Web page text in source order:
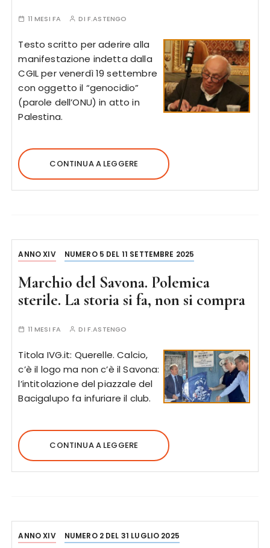
11 MESI FA DI F.ASTENGO
Testo scritto per aderire alla
manifestazione indetta dalla
CGIL per venerdì 19 settembre
con oggetto il “genocidio”
(parole dell’ONU) in atto in
Palestina.
CONTINUA A LEGGERE
ANNO XIV NUMERO 5 DEL 11 SETTEMBRE 2025
Marchio del Savona. Polemica
sterile. La storia si fa, non si compra
11 MESI FA DI F.ASTENGO
Titola IVG.it: Querelle. Calcio,
c’è il logo ma non c’è il Savona:
l’intitolazione del piazzale del
Bacigalupo fa infuriare il club.
CONTINUA A LEGGERE
ANNO XIV NUMERO 2 DEL 31 LUGLIO 2025